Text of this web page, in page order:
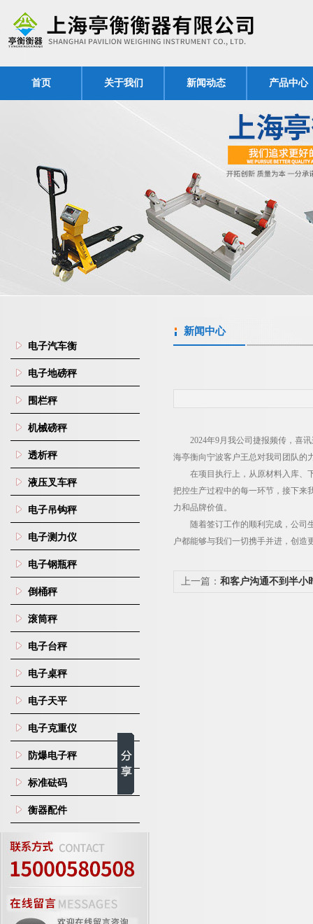
首页 关于我们 新闻动态 产品中心
电子汽车衡
电子地磅秤
围栏秤
机械磅秤
透析秤
液压叉车秤
电子吊钩秤
电子测力仪
电子钢瓶秤
倒桶秤
滚筒秤
电子台秤
电子桌秤
电子天平
电子克重仪
防爆电子秤
标准砝码
衡器配件
新闻中心
2024年9月我公司捷报频传，喜
海亭衡向宁波客户王总对我司团队的
在项目执行上，从原材料入库、
把控生产过程中的每一环节，接下来
力和品牌价值。
随着签订工作的顺利完成，公司
户都能够与我们一切携手并进，创造
上一篇： 和客户沟通不到半小